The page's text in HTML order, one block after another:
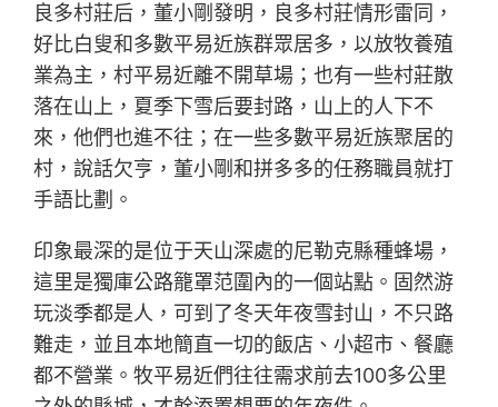
良多村莊后，董小剛發明，良多村莊情形雷同，
好比白叟和多數平易近族群眾居多，以放牧養殖
業為主，村平易近離不開草場；也有一些村莊散
落在山上，夏季下雪后要封路，山上的人下不
來，他們也進不往；在一些多數平易近族聚居的
村，說話欠亨，董小剛和拼多多的任務職員就打
手語比劃。
印象最深的是位于天山深處的尼勒克縣種蜂場，
這里是獨庫公路籠罩范圍內的一個站點。固然游
玩淡季都是人，可到了冬天年夜雪封山，不只路
難走，並且本地簡直一切的飯店、小超市、餐廳
都不營業。牧平易近們往往需求前去100多公里